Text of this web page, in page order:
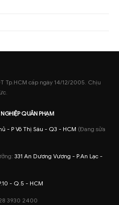
Tp.HCM cấp ngày 14/12/2005. Chịu
QUÂN PHẠM
- P Võ Thị Sáu - Q3 - HCM (Đang sửa
331 An Dương Vương - P.An Lạc -
- Q.5 - HCM
3930 2400